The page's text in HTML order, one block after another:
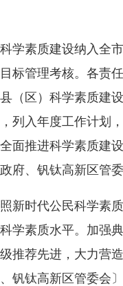
素质建设纳入全市
标管理考核。各责
（区）科学素质建
列入年度工作计划
面推进科学素质建
府、钒钛高新区管
时代公民科学素质
学素质水平。加强
推荐先进，大力营
钒钛高新区管委会〕